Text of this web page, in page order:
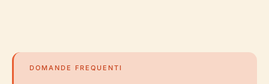
DOMANDE FREQUENTI